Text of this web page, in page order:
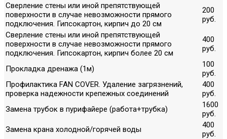
Сверление стены или иной препятствующей
поверхности в случае невозможности прямого
подключения. Гипсокартон, кирпич до 20 см
200
руб.
Сверление стены или иной препятствующей
поверхности в случае невозможности прямого
подключения. Гипсокартон, кирпич более 20 см
400
руб.
Прокладка дренажа (1м)
100
руб.
Профилактика FAN COVER. Удаление загрязнений,
проверка надежности крепежных соединений
400
руб.
Замена трубок в пурифайере (работа+трубка)
1600
руб.
Замена крана холодной/горячей воды
400
руб.